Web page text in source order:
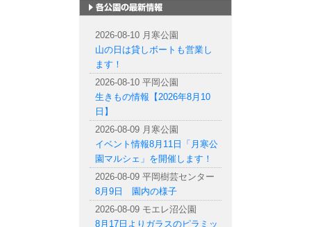
2026-08-10 月寒公園
山の日は貸しボートも営業し
ます！
2026-08-10 平岡公園
生きもの情報【2026年8月10
日】
2026-08-09 月寒公園
イベント情報8月11日「月寒公
園マルシェ」を開催します！
2026-08-09 平岡樹芸センター
8月9日 園内の様子
2026-08-09 モエレ沼公園
8月17日よりガラスのピラミッ